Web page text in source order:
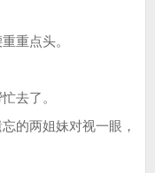
重点头。
去了。
的两姐妹对视一眼，